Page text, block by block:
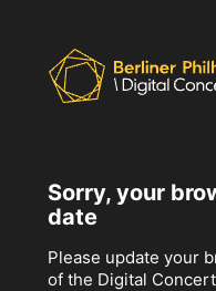
Sorry, your
date
Please update your
of the Digital